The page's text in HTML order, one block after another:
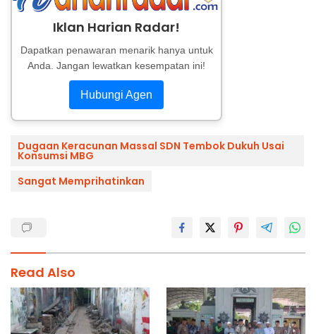
Iklan Harian Radar!
Dapatkan penawaran menarik hanya untuk
Anda. Jangan lewatkan kesempatan ini!
Hubungi Agen
Dugaan Keracunan Massal SDN Tembok Dukuh Usai
Konsumsi MBG
Sangat Memprihatinkan
Read Also